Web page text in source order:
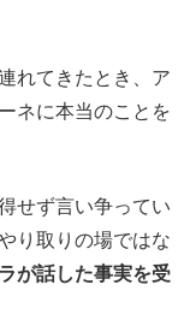
れてきたとき、ア
ネに本当のことを
せず言い争ってい
り取りの場ではな
が話した事実を受